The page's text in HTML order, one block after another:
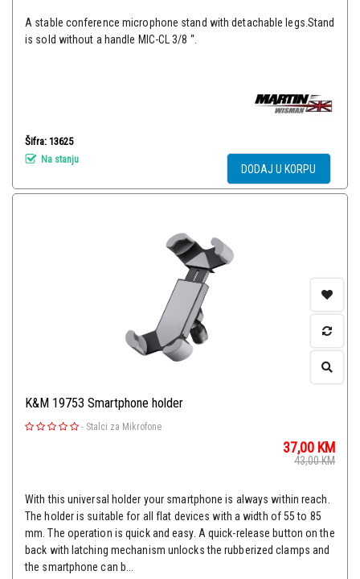
A stable conference microphone stand with detachable legs.Stand
is sold without a handle MIC-CL 3/8 “.
Šifra: 13625
Na stanju
DODAJ U KORPU
K&M 19753 Smartphone holder
- Stalci za Mikrofone
37,00 KM
43,00KM
With this universal holder your smartphone is always within reach.
The holder is suitable for all flat devices with a width of 55 to 85
mm. The operation is quick and easy. A quick-release button on the
back with latching mechanism unlocks the rubberized clamps and
the smartphone can b...